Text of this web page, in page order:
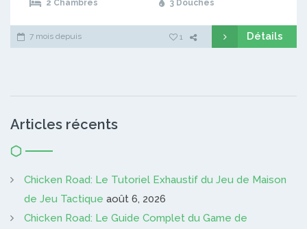
2 Chambres 3 Douches
7 mois depuis 1 Détails
Articles récents
Chicken Road: Le Tutoriel Exhaustif du Jeu de Maison
de Jeu Tactique août 6, 2026
Chicken Road: Le Guide Complet du Game de